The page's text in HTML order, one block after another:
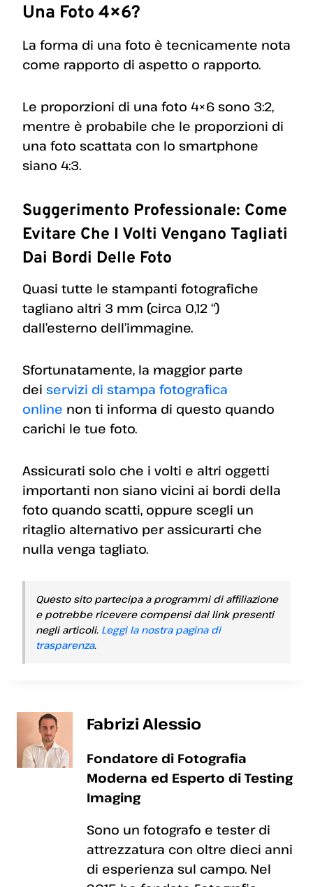
Una Foto 4×6?
La forma di una foto è tecnicamente nota
come rapporto di aspetto o rapporto.
Le proporzioni di una foto 4×6 sono 3:2,
mentre è probabile che le proporzioni di
una foto scattata con lo smartphone
siano 4:3.
Suggerimento Professionale: Come
Evitare Che I Volti Vengano Tagliati
Dai Bordi Delle Foto
Quasi tutte le stampanti fotografiche
tagliano altri 3 mm (circa 0,12 “)
dall’esterno dell’immagine.
Sfortunatamente, la maggior parte
dei servizi di stampa fotografica
online non ti informa di questo quando
carichi le tue foto.
Assicurati solo che i volti e altri oggetti
importanti non siano vicini ai bordi della
foto quando scatti, oppure scegli un
ritaglio alternativo per assicurarti che
nulla venga tagliato.
Questo sito partecipa a programmi di affiliazione
e potrebbe ricevere compensi dai link presenti
negli articoli. Leggi la nostra pagina di
trasparenza.
Fabrizi Alessio
Fondatore di Fotografia
Moderna ed Esperto di Testing
Imaging
Sono un fotografo e tester di
attrezzatura con oltre dieci anni
di esperienza sul campo. Nel